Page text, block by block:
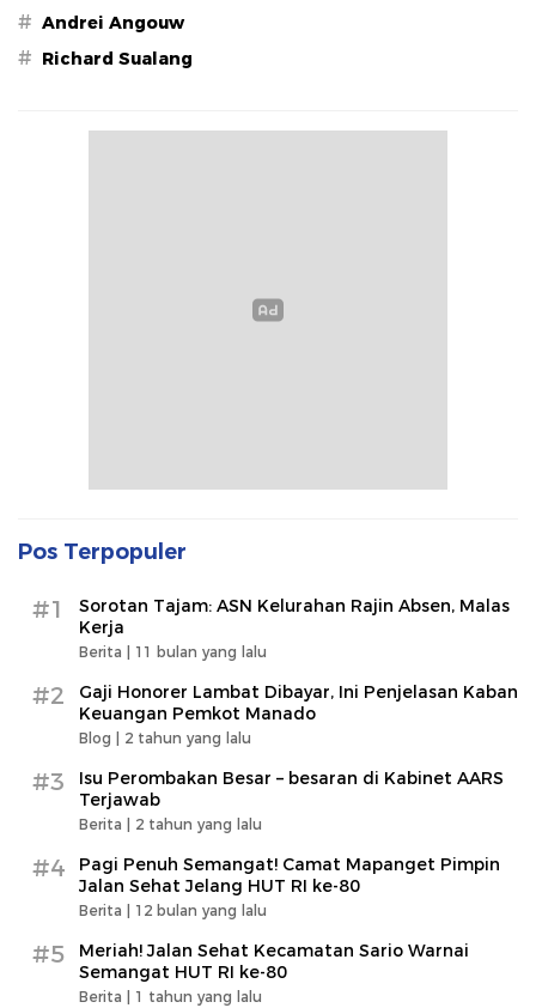
# Andrei Angouw
# Richard Sualang
Pos Terpopuler
#1
Sorotan Tajam: ASN Kelurahan Rajin Absen, Malas
Kerja
Berita | 11 bulan yang lalu
#2
Gaji Honorer Lambat Dibayar, Ini Penjelasan Kaban
Keuangan Pemkot Manado
Blog | 2 tahun yang lalu
#3
Isu Perombakan Besar – besaran di Kabinet AARS
Terjawab
Berita | 2 tahun yang lalu
#4
Pagi Penuh Semangat! Camat Mapanget Pimpin
Jalan Sehat Jelang HUT RI ke-80
Berita | 12 bulan yang lalu
#5
Meriah! Jalan Sehat Kecamatan Sario Warnai
Semangat HUT RI ke-80
Berita | 1 tahun yang lalu